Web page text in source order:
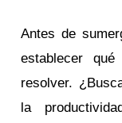
Antes de
establecer qué
resolver.
la